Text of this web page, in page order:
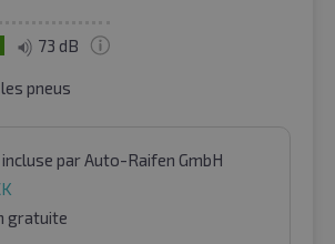
73 dB
pneus
incluse par Auto-Raifen GmbH
gratuite